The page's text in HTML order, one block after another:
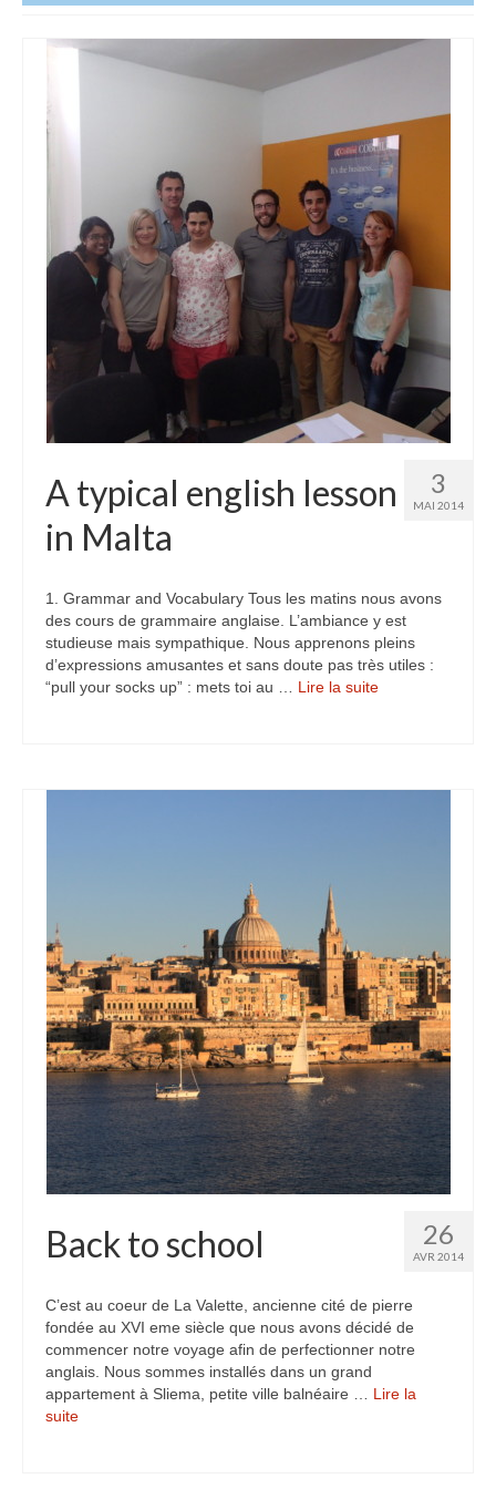
Indonésie
Birmanie
Cambodge
Laos
Chine
Kazakhstan
Kirghizstan
Turkmenistan
Turquie
Malte
Préparatifs
Bolivie
Costa-Rica
Guatemala
Inde
Nicaragua
Vietnam
Les coulisses
The Tour du monde
The Team
Blogs voyage
3
MAI 2014
A typical english lesson
in Malta
1. Grammar and Vocabulary Tous les matins nous avons
des cours de grammaire anglaise. L’ambiance y est
studieuse mais sympathique. Nous apprenons pleins
d’expressions amusantes et sans doute pas très utiles :
“pull your socks up” : mets toi au … Lire la suite­­
26
AVR 2014
Back to school
C’est au coeur de La Valette, ancienne cité de pierre
fondée au XVI eme siècle que nous avons décidé de
commencer notre voyage afin de perfectionner notre
anglais. Nous sommes installés dans un grand
appartement à Sliema, petite ville balnéaire … Lire la
suite­­